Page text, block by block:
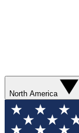
North America